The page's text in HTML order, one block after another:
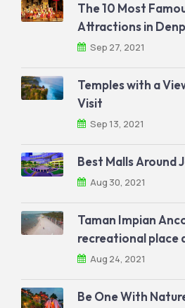
The 10 Most
Attractions in
Sep 27, 2021
Temples with a
Visit
Sep 13, 2021
Best Malls Around
Aug 30, 2021
Taman Impian
recreational place
Aug 24, 2021
Be One With